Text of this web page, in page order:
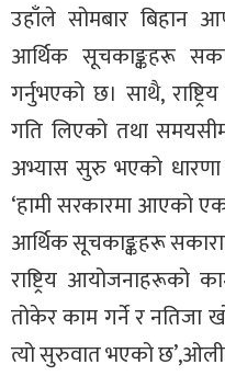
उहाँले सोमबार बिहान
आर्थिक सूचकाङ्कहरू
गर्नुभएको छ। साथै,
गति लिएको तथा
अभ्यास सुरु भएको धारणा
‘हामी सरकारमा आएको
आर्थिक सूचकाङ्कहरू
राष्ट्रिय आयोजनाहरूको
तोकेर काम गर्ने र नतिजा
त्यो सुरुवात भएको